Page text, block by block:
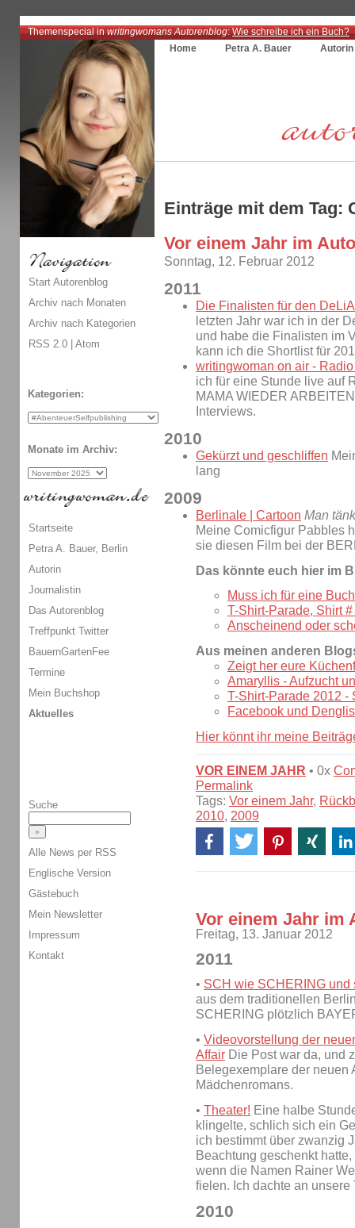
Themenspecial inwritingwomans Autorenblog:Wie schreibe ich ein Buch?
Home
Petra A. Bauer Autorin
Einträge mit dem Tag:
Vor einem Jahr im
Sonntag, 12. Februar 2012
2011
Die Finalisten für den
letzten Jahr war ich in der
und habe die Finalisten im
kann ich die Shortlist für
writingwoman on air - Radio
ich für eine Stunde live auf
MAMA WIEDER
Interviews.
2010
Gekürzt und geschliffen
lang
2009
Berlinale | Cartoon Man
Meine Comicfigur Pabbles
sie diesen Film bei der
Das könnte euch hier im
Muss ich für eine
T-Shirt-Parade, Shirt
Anscheinend oder
Aus meinen anderen
Zeigt her eure
Amaryllis - Aufzucht
T-Shirt-Parade 2012 -
Facebook und
Hier könnt ihr meine
VOR EINEM JAHR • 0x
Permalink
Tags: Vor einem Jahr,
2010, 2009
Vor einem Jahr im
Freitag, 13. Januar 2012
2011
• SCH wie SCHERING und
aus dem traditionellen
SCHERING plötzlich
• Videovorstellung der
Affair Die Post war da, und
Belegexemplare der neuen
Mädchenromans.
• Theater! Eine halbe
klingelte, schlich sich ein
ich bestimmt über zwanzig
Beachtung geschenkt
wenn die Namen Rainer
fielen. Ich dachte an unsere
2010
Start Autorenblog
Archiv nach Monaten
Archiv nach Kategorien
RSS 2.0 | Atom
Kategorien:
Monate im Archiv:
Startseite
Petra A. Bauer, Berlin
Autorin
Journalistin
Das Autorenblog
Treffpunkt Twitter
BauernGartenFee
Termine
Mein Buchshop
Aktuelles
Suche
Alle News per RSS
Englische Version
Gästebuch
Mein Newsletter
Impressum
Kontakt